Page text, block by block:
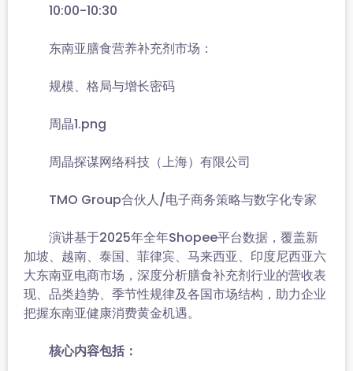
10:00-10:30
东南亚膳食营养补充剂市场：
规模、格局与增长密码
周晶1.png
周晶探谋网络科技（上海）有限公司
TMO Group合伙人/电子商务策略与数字化专家
演讲基于2025年全年Shopee平台数据，覆盖新
加坡、越南、泰国、菲律宾、马来西亚、印度尼西亚六
大东南亚电商市场，深度分析膳食补充剂行业的营收表
现、品类趋势、季节性规律及各国市场结构，助力企业
把握东南亚健康消费黄金机遇。
核心内容包括：